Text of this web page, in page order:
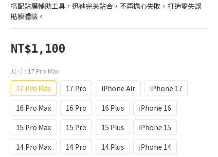
搭配貼膜輔助工具，迅速完美貼合，不再擔心失敗，打造零失誤
貼膜體驗。
NT$1,100
尺寸 : 17 Pro Max
17 Pro Max 17 Pro iPhone Air
iPhone 17
16 Pro Max
16 Pro 16 Plus
iPhone 16
15 Pro Max
15 Pro 15 Plus
iPhone 15
14 Pro Max
14 Pro 14 Plus iPhone 14